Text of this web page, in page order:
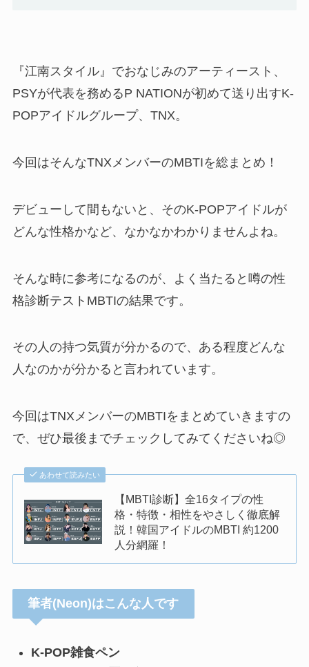
『江南スタイル』でおなじみのアーティースト、
PSYが代表を務めるP NATIONが初めて送り出すK-
POPアイドルグループ、TNX。
今回はそんなTNXメンバーのMBTIを総まとめ！
デビューして間もないと、そのK-POPアイドルが
どんな性格かなど、なかなかわかりませんよね。
そんな時に参考になるのが、よく当たると噂の性
格診断テストMBTIの結果です。
その人の持つ気質が分かるので、ある程度どんな
人なのかが分かると言われています。
今回はTNXメンバーのMBTIをまとめていきますの
で、ぜひ最後までチェックしてみてくださいね◎
あわせて読みたい
【MBTI診断】全16タイプの性
格・特徴・相性をやさしく徹底解
説！韓国アイドルのMBTI 約1200
人分網羅！
筆者(Neon)はこんな人です
K-POP雑食ペン